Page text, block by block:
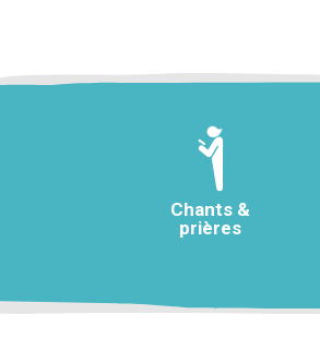
Chants &
prières